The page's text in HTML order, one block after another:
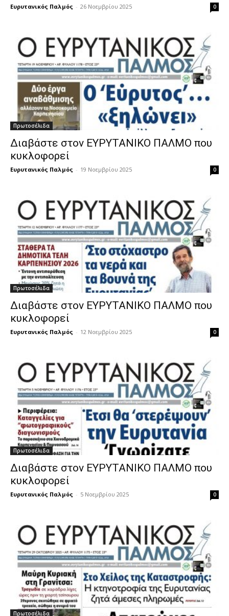
Ευρυτανικός Παλμός - 26 Νοεμβρίου 2025 0
Πρωτοσέλιδα
Διαβάστε στον ΕΥΡΥΤΑΝΙΚΟ ΠΑΛΜΟ που
κυκλοφορεί
Ευρυτανικός Παλμός - 19 Νοεμβρίου 2025 0
Πρωτοσέλιδα
Διαβάστε στον ΕΥΡΥΤΑΝΙΚΟ ΠΑΛΜΟ που
κυκλοφορεί
Ευρυτανικός Παλμός - 12 Νοεμβρίου 2025 0
Πρωτοσέλιδα
Διαβάστε στον ΕΥΡΥΤΑΝΙΚΟ ΠΑΛΜΟ που
κυκλοφορεί
Ευρυτανικός Παλμός - 5 Νοεμβρίου 2025 0
Πρωτοσέλιδα